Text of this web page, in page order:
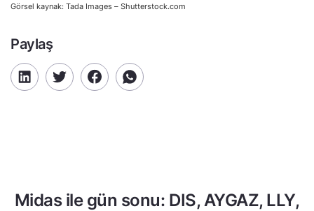
Görsel kaynak: Tada Images – Shutterstock.com
Paylaş
Midas ile gün sonu: DIS, AYGAZ, LLY,